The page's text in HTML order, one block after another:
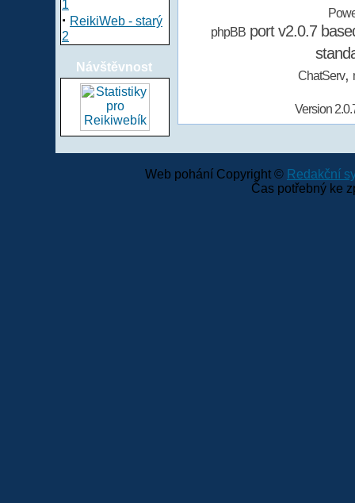
1
· ReikiWeb - starý
2
Návštěvnost
phpBBport v2.0.7
ChatServ,
Version
Web pohání Copyright © Redakční
Čas potřebný ke